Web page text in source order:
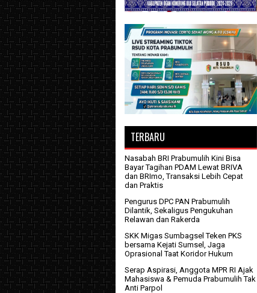
TERBARU
Nasabah BRI Prabumulih Kini Bisa
Bayar Tagihan PDAM Lewat BRIVA
dan BRImo, Transaksi Lebih Cepat
dan Praktis
Pengurus DPC PAN Prabumulih
Dilantik, Sekaligus Pengukuhan
Relawan dan Rakerda
SKK Migas Sumbagsel Teken PKS
bersama Kejati Sumsel, Jaga
Oprasional Taat Koridor Hukum
Serap Aspirasi, Anggota MPR RI Ajak
Mahasiswa & Pemuda Prabumulih Tak
Anti Parpol